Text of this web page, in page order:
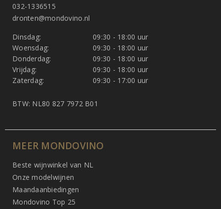
032-1336515
dronten@mondovino.nl
Dinsdag:
09:30 - 18:00 uur
Woensdag:
09:30 - 18:00 uur
Donderdag:
09:30 - 18:00 uur
Vrijdag:
09:30 - 18:00 uur
Zaterdag:
09:30 - 17:00 uur
BTW: NL80 827 7972 B01
MEER MONDOVINO
Beste wijnwinkel van NL
Onze modelwijnen
Maandaanbiedingen
Mondovino Top 25